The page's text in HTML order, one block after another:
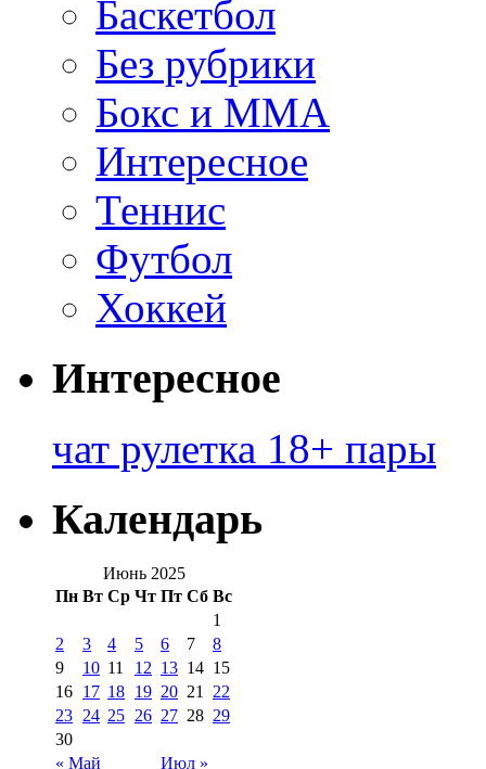
Баскетбол
Без рубрики
Бокс и ММА
Интересное
Теннис
Футбол
Хоккей
Интересное
чат рулетка 18+ пары
Календарь
Июнь 2025
Пн Вт Ср Чт Пт Сб Вс
« Май Июл »
1
2
3 4 5 6 7
8
9
10 11 12 13 14 15
16 17 18 19 20 21
22
23 24 25 26 27 28 29
30